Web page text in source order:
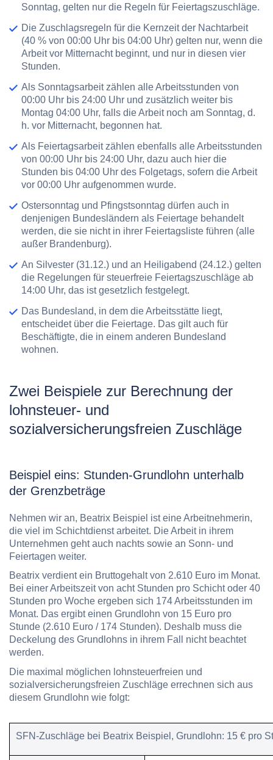
Sonntag, gelten nur die Regeln für Feiertagszuschläge.
Die Zuschlagsregeln für die Kernzeit der Nachtarbeit
(40 % von 00:00 Uhr bis 04:00 Uhr) gelten nur, wenn die
Arbeit vor Mitternacht beginnt, und nur in diesen vier
Stunden.
Als Sonntagsarbeit zählen alle Arbeitsstunden von
00:00 Uhr bis 24:00 Uhr und zusätzlich weiter bis
Montag 04:00 Uhr, falls die Arbeit noch am Sonntag, d.
h. vor Mitternacht, begonnen hat.
Als Feiertagsarbeit zählen ebenfalls alle Arbeitsstunden
von 00:00 Uhr bis 24:00 Uhr, dazu auch hier die
Stunden bis 04:00 Uhr des Folgetags, sofern die Arbeit
vor 00:00 Uhr aufgenommen wurde.
Ostersonntag und Pfingstsonntag dürfen auch in
denjenigen Bundesländern als Feiertage behandelt
werden, die sie nicht in ihrer Feiertagsliste führen (alle
außer Brandenburg).
An Silvester (31.12.) und an Heiligabend (24.12.) gelten
die Regelungen für steuerfreie Feiertagszuschläge ab
14:00 Uhr, das ist gesetzlich festgelegt.
Das Bundesland, in dem die Arbeitsstätte liegt,
entscheidet über die Feiertage. Das gilt auch für
Beschäftigte, die in einem anderen Bundesland
wohnen.
Zwei Beispiele zur Berechnung der
lohnsteuer- und
sozialversicherungsfreien Zuschläge
Beispiel eins: Stunden-Grundlohn unterhalb
der Grenzbeträge
Nehmen wir an, Beatrix Beispiel ist eine Arbeitnehmerin,
die viel im Schichtdienst arbeitet. Die Arbeit in ihrem
Unternehmen geht auch nachts sowie an Sonn- und
Feiertagen weiter.
Beatrix verdient ein Bruttogehalt von 2.610 Euro im Monat.
Bei einer Arbeitszeit von acht Stunden pro Schicht oder 40
Stunden pro Woche ergeben sich 174 Arbeitsstunden im
Monat. Das ergibt einen Grundlohn von 15 Euro pro
Stunde (2.610 Euro / 174 Stunden). Deshalb muss die
Deckelung des Grundlohns in ihrem Fall nicht beachtet
werden.
Die maximal möglichen lohnsteuerfreien und
sozialversicherungsfreien Zuschläge errechnen sich aus
diesem Grundlohn wie folgt:
SFN-Zuschläge bei Beatrix Beispiel, Grundlohn: 15 € pro